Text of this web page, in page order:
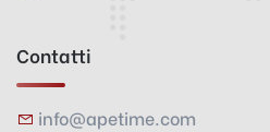
Contatti
info@apetime.com